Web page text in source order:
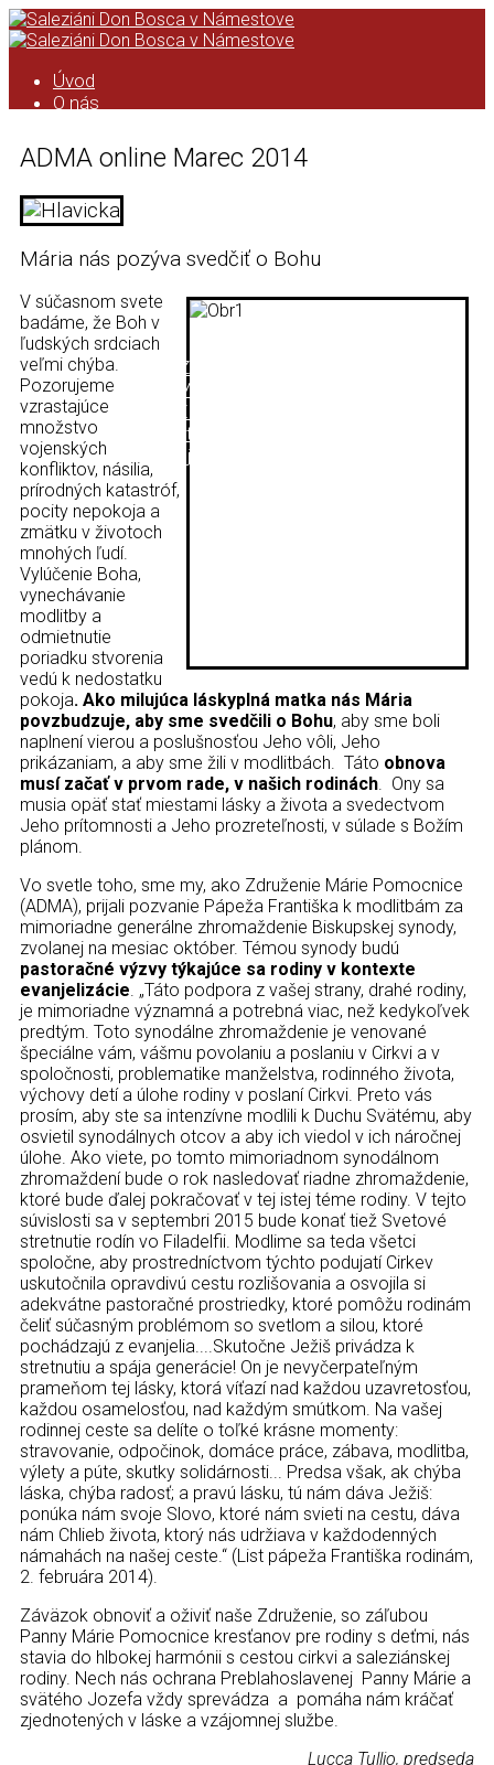
Úvod
O nás
História saleziánskeho diela na
Orave
Kronika
Podcast
ASC
Taktovka
ZMP
Úvod
Formácia ZMP
Pravidlá ZMP
Animácia ZMP
Zo života strediska
Čo pripravujeme
Videá
Kontakt
ADMA online Marec 2014
Mária nás pozýva svedčiť o Bohu
V súčasnom svete
badáme, že Boh v
ľudských srdciach
veľmi chýba.
Pozorujeme
vzrastajúce
množstvo
vojenských
konfliktov, násilia,
prírodných katastróf,
pocity nepokoja a
zmätku v životoch
mnohých ľudí.
Vylúčenie Boha,
vynechávanie
modlitby a
odmietnutie
poriadku stvorenia
vedú k nedostatku
pokoja. Ako milujúca láskyplná matka nás Mária
povzbudzuje, aby sme svedčili o Bohu, aby sme boli
naplnení vierou a poslušnosťou Jeho vôli, Jeho
prikázaniam, a aby sme žili v modlitbách. Táto obnova
musí začať v prvom rade, v našich rodinách. Ony sa
musia opäť stať miestami lásky a života a svedectvom
Jeho prítomnosti a Jeho prozreteľnosti, v súlade s Božím
plánom.
Vo svetle toho, sme my, ako Združenie Márie Pomocnice
(ADMA), prijali pozvanie Pápeža Františka k modlitbám za
mimoriadne generálne zhromaždenie Biskupskej synody,
zvolanej na mesiac október. Témou synody budú
pastoračné výzvy týkajúce sa rodiny v kontexte
evanjelizácie. „Táto podpora z vašej strany, drahé rodiny,
je mimoriadne významná a potrebná viac, než kedykoľvek
predtým. Toto synodálne zhromaždenie je venované
špeciálne vám, vášmu povolaniu a poslaniu v Cirkvi a v
spoločnosti, problematike manželstva, rodinného života,
výchovy detí a úlohe rodiny v poslaní Cirkvi. Preto vás
prosím, aby ste sa intenzívne modlili k Duchu Svätému, aby
osvietil synodálnych otcov a aby ich viedol v ich náročnej
úlohe. Ako viete, po tomto mimoriadnom synodálnom
zhromaždení bude o rok nasledovať riadne zhromaždenie,
ktoré bude ďalej pokračovať v tej istej téme rodiny. V tejto
súvislosti sa v septembri 2015 bude konať tiež Svetové
stretnutie rodín vo Filadelfii. Modlime sa teda všetci
spoločne, aby prostredníctvom týchto podujatí Cirkev
uskutočnila opravdivú cestu rozlišovania a osvojila si
adekvátne pastoračné prostriedky, ktoré pomôžu rodinám
čeliť súčasným problémom so svetlom a silou, ktoré
pochádzajú z evanjelia....Skutočne Ježiš privádza k
stretnutiu a spája generácie! On je nevyčerpateľným
prameňom tej lásky, ktorá víťazí nad každou uzavretosťou,
každou osamelosťou, nad každým smútkom. Na vašej
rodinnej ceste sa delíte o toľké krásne momenty:
stravovanie, odpočinok, domáce práce, zábava, modlitba,
výlety a púte, skutky solidárnosti... Predsa však, ak chýba
láska, chýba radosť; a pravú lásku, tú nám dáva Ježiš:
ponúka nám svoje Slovo, ktoré nám svieti na cestu, dáva
nám Chlieb života, ktorý nás udržiava v každodenných
námahách na našej ceste.“ (List pápeža Františka rodinám,
2. februára 2014).
Záväzok obnoviť a oživiť naše Združenie, so záľubou
Panny Márie Pomocnice kresťanov pre rodiny s deťmi, nás
stavia do hlbokej harmónii s cestou cirkvi a saleziánskej
rodiny. Nech nás ochrana Preblahoslavenej Panny Márie a
svätého Jozefa vždy sprevádza a pomáha nám kráčať
zjednotených v láske a vzájomnej službe.
Lucca Tullio, predseda